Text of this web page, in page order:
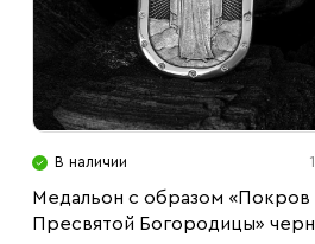
В наличии
Медальон с образом «Покров
Пресвятой Богородицы»